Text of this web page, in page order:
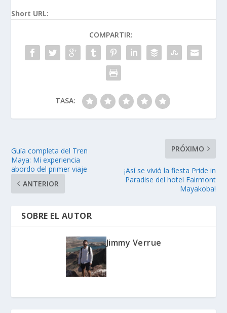
Short URL:
COMPARTIR:
TASA:
Guía completa del Tren
Maya: Mi experiencia
abordo del primer viaje
ANTERIOR
PRÓXIMO
¡Así se vivió la fiesta Pride in
Paradise del hotel Fairmont
Mayakoba!
SOBRE EL AUTOR
Jimmy Verrue